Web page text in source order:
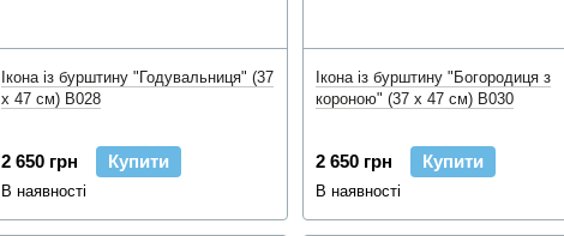
Ікона із бурштину "Годувальниця" (37
x 47 см) B028
2 650 грн Купити
В наявності
Ікона із бурштину "Богородиця з
короною" (37 x 47 см) B030
2 650 грн Купити
В наявності